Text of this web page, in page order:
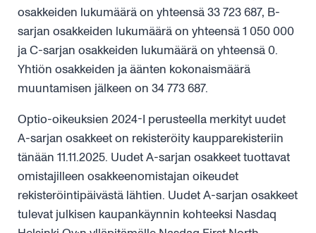
osakkeiden lukumäärä on yhteensä 33 723 687, B-
sarjan osakkeiden lukumäärä on yhteensä 1 050 000
ja C-sarjan osakkeiden lukumäärä on yhteensä 0.
Yhtiön osakkeiden ja äänten kokonaismäärä
muuntamisen jälkeen on 34 773 687.
Optio-oikeuksien 2024-I perusteella merkityt uudet
A-sarjan osakkeet on rekisteröity kaupparekisteriin
tänään 11.11.2025. Uudet A-sarjan osakkeet tuottavat
omistajilleen osakkeenomistajan oikeudet
rekisteröintipäivästä lähtien. Uudet A-sarjan osakkeet
tulevat julkisen kaupankäynnin kohteeksi Nasdaq